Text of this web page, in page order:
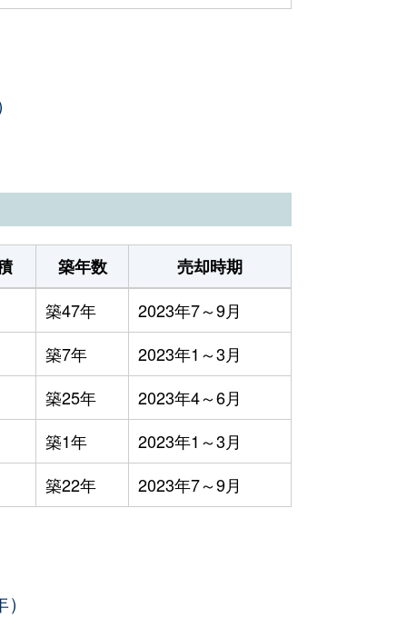
築年数
売却時期
築47年
2023年7～9月
築7年
2023年1～3月
築25年
2023年4～6月
築1年
2023年1～3月
築22年
2023年7～9月